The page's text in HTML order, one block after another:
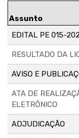
Assunto
EDITAL PE 015-
RESULTADO DA
AVISO E
ATA DE
ELETRÔNICO
ADJUDICAÇÃO